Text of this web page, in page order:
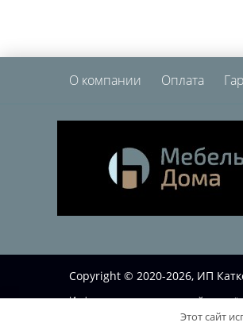
О компании Оплата
Copyright © 2020-2026, ИП
Информация на данном сайте
Этот сайт